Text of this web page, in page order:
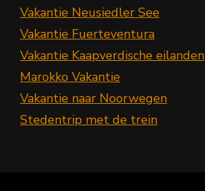
Vakantie Neusiedler See
Vakantie Fuerteventura
Vakantie Kaapverdische eilanden
Marokko Vakantie
Vakantie naar Noorwegen
Stedentrip met de trein